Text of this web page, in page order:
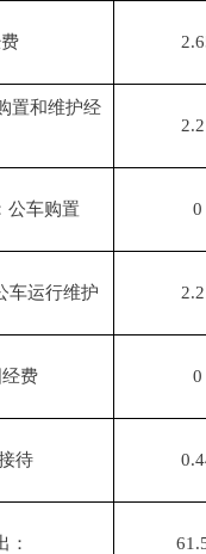
置和维护经
购置 0
维护
费 0
待
：